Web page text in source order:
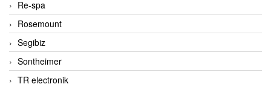
Re-spa
Rosemount
Segibiz
Sontheimer
TR electronik